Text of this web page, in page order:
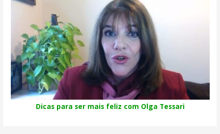
Dicas para ser mais feliz com Olga Tessari